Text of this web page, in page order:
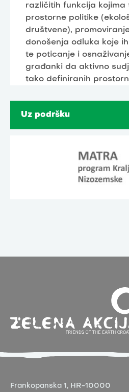
različitih funkcija kojima
prostorne politike
društvene),
donošenja odluka koje
te poticanje i
građanki da aktivno
tako definiranih
Uz podršku
Frankopanska 1, HR-10000